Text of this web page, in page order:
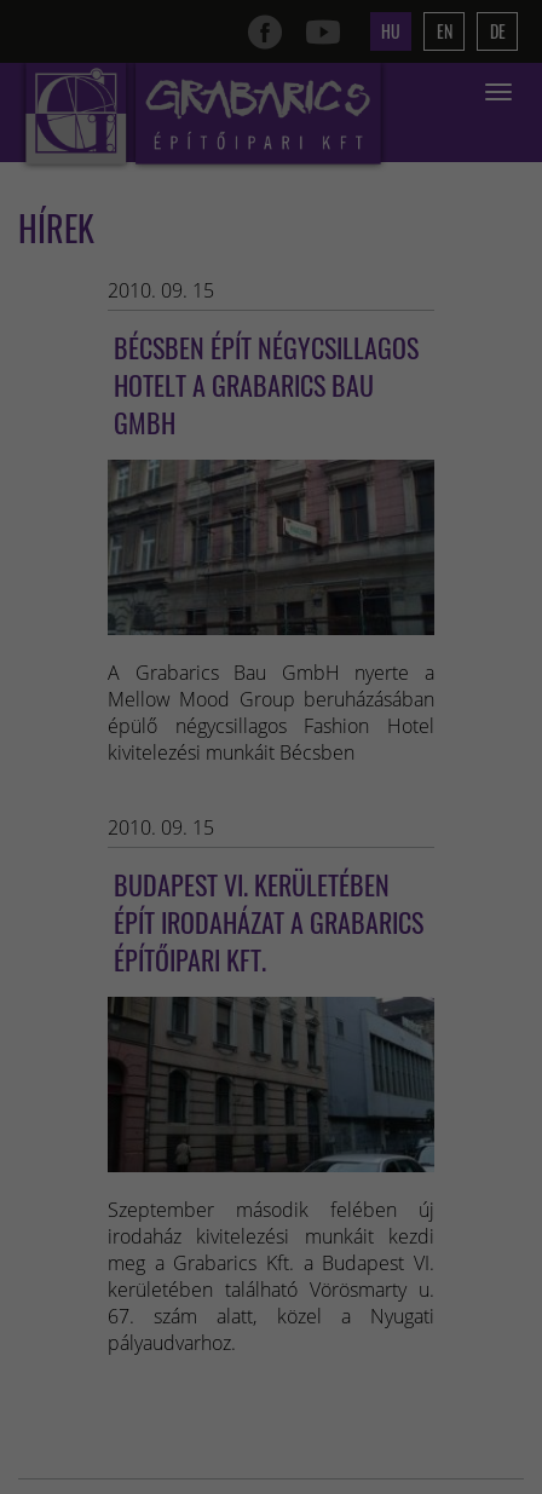
HU EN DE
Toggle
HÍREK
2010. 09. 15
BÉCSBEN ÉPÍT NÉGYCSILLAGOS
HOTELT A GRABARICS BAU
GMBH
A Grabarics Bau GmbH nyerte a
Mellow Mood Group beruházásában
épülő négycsillagos Fashion Hotel
kivitelezési munkáit Bécsben
2010. 09. 15
BUDAPEST VI. KERÜLETÉBEN
ÉPÍT IRODAHÁZAT A GRABARICS
ÉPÍTŐIPARI KFT.
Szeptember második felében új
irodaház kivitelezési munkáit kezdi
meg a Grabarics Kft. a Budapest VI.
kerületében található Vörösmarty u.
67. szám alatt, közel a Nyugati
pályaudvarhoz.